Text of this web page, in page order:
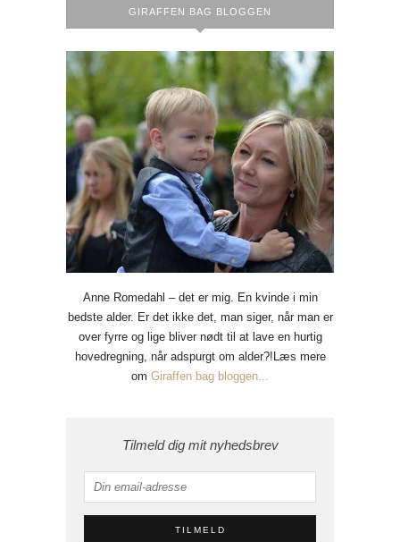
GIRAFFEN BAG BLOGGEN
Anne Romedahl – det er mig. En kvinde i min
bedste alder. Er det ikke det, man siger, når man er
over fyrre og lige bliver nødt til at lave en hurtig
hovedregning, når adspurgt om alder?!Læs mere
om Giraffen bag bloggen...
Tilmeld dig mit nyhedsbrev